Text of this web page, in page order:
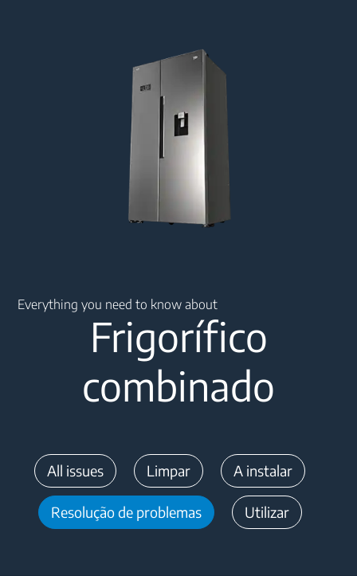
Everything you need to know about
Frigorífico
combinado
All issues Limpar A instalar
Resolução de problemas Utilizar